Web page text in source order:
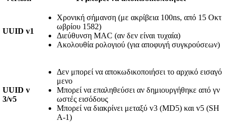
UUID v1
Χρονική σήμανση (με ακρίβεια 100ns, από 15 Οκτ
ωβρίου 1582)
Διεύθυνση MAC (αν δεν είναι τυχαία)
Ακολουθία ρολογιού (για αποφυγή συγκρούσεων)
UUID v
3/v5
Δεν μπορεί να αποκωδικοποιήσει το αρχικό εισαγό
μενο
Μπορεί να επαληθεύσει αν δημιουργήθηκε από γν
ωστές εισόδους
Μπορεί να διακρίνει μεταξύ v3 (MD5) και v5 (SH
A-1)